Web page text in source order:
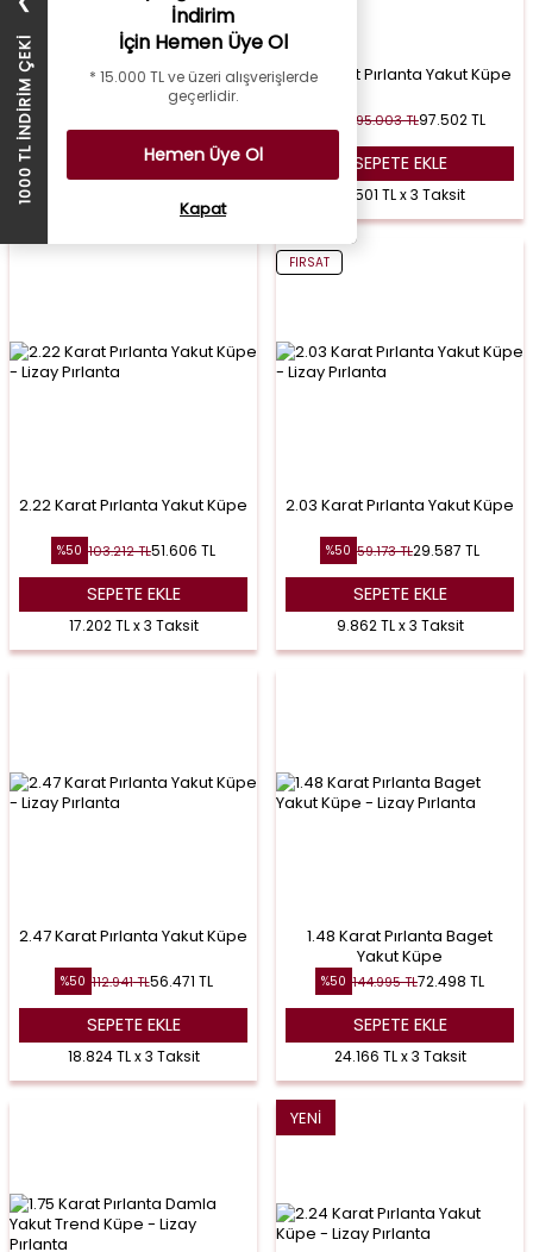
1.91 Karat Pırlanta Yakut Küpe
SEPETE EKLE
1.63 Karat Pırlanta Yakut Küpe
195.003TL97.502TL
SEPETE EKLE
32.501 TL x 3 Taksit
2.22 Karat Pırlanta Yakut Küpe
%50 103.212TL51.606 TL
SEPETE EKLE
17.202 TL x 3 Taksit
FIRSAT
2.03 Karat Pırlanta Yakut Küpe
%50 59.173TL29.587 TL
SEPETE EKLE
9.862 TL x 3 Taksit
2.47 Karat Pırlanta Yakut Küpe
%50 112.941TL56.471 TL
SEPETE EKLE
18.824 TL x 3 Taksit
1.48 Karat Pırlanta Baget
Yakut Küpe
%50 144.995TL72.498 TL
SEPETE EKLE
24.166 TL x 3 Taksit
YENI
1000 TL İNDİRİM ÇEKİ
İndirim
İçin Hemen Üye Ol
* 15.000 TL ve üzeri alışverişlerde
geçerlidir.
Hemen Üye Ol
Kapat